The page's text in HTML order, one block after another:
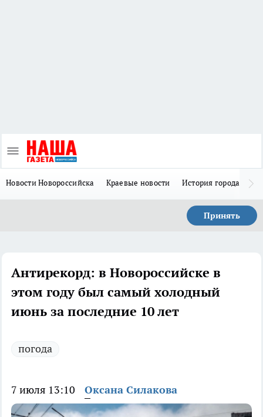
Новости Новороссийска Краевые новости История города Н
Принять
Антирекорд: в Новороссийске в
этом году был самый холодный
июнь за последние 10 лет
погода
7 июля 13:10 Оксана Силакова